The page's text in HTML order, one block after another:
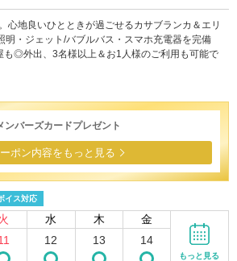
心地良いひとときが過ごせるカサブランカ＆エリ
・ジェット/バブルバス・スマホ充電器を完備
も◎外出、3名様以上＆お1人様のご利用も可能で
ンバーズカードプレゼント
ポン内容をもっと見る
イス対応
水 木 金
12 13 14
もっと見る